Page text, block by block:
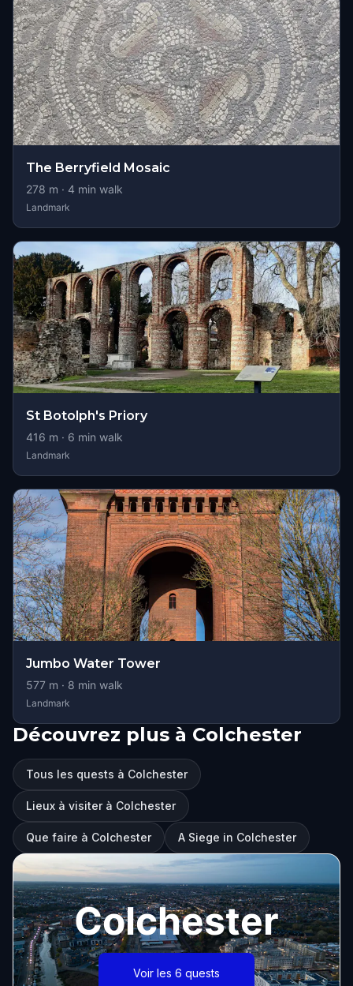
The Berryfield Mosaic
278 m · 4 min walk
Landmark
St Botolph's Priory
416 m · 6 min walk
Landmark
Jumbo Water Tower
577 m · 8 min walk
Landmark
Découvrez plus à Colchester
Tous les quests à Colchester
Lieux à visiter à Colchester
Que faire à Colchester A Siege in Colchester
Colchester
Voir les 6 quests